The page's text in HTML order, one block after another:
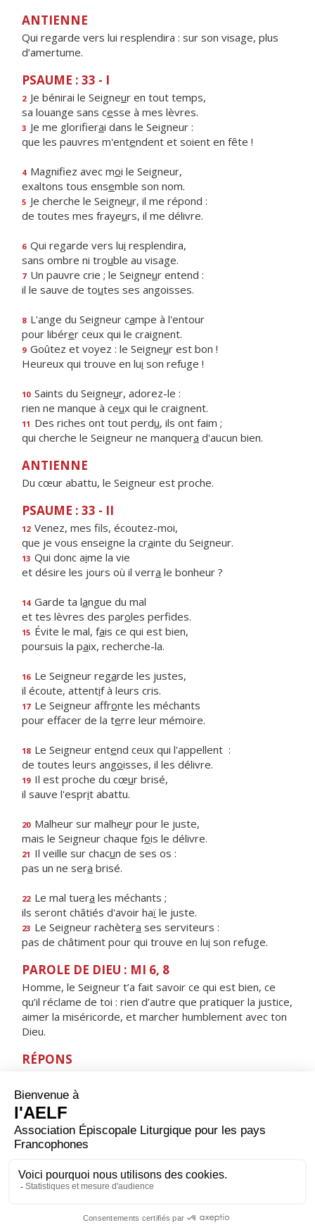
ANTIENNE
Qui regarde vers lui resplendira : sur son visage, plus
d’amertume.
PSAUME : 33 - I
2 Je bénirai le Seigneur en tout temps,
sa louange sans cesse à mes lèvres.
3 Je me glorifierai dans le Seigneur :
que les pauvres m'entendent et soient en fête !
4 Magnifiez avec moi le Seigneur,
exaltons tous ensemble son nom.
5 Je cherche le Seigneur, il me répond :
de toutes mes frayeurs, il me délivre.
6 Qui regarde vers lui resplendira,
sans ombre ni trouble au visage.
7 Un pauvre crie ; le Seigneur entend :
il le sauve de toutes ses angoisses.
8 L'ange du Seigneur campe à l'entour
pour libérer ceux qui le craignent.
9 Goûtez et voyez : le Seigneur est bon !
Heureux qui trouve en lui son refuge !
10 Saints du Seigneur, adorez-le :
rien ne manque à ceux qui le craignent.
11 Des riches ont tout perdu, ils ont faim ;
qui cherche le Seigneur ne manquera d'aucun bien.
ANTIENNE
Du cœur abattu, le Seigneur est proche.
PSAUME : 33 - II
12 Venez, mes fls, écoutez-moi,
que je vous enseigne la crainte du Seigneur.
13 Qui donc aime la vie
et désire les jours où il verra le bonheur ?
14 Garde ta langue du mal
et tes lèvres des paroles perfides.
15 Évite le mal, fais ce qui est bien,
poursuis la paix, recherche-la.
16 Le Seigneur regarde les justes,
il écoute, attentif à leurs cris.
17 Le Seigneur affronte les méchants
pour effacer de la terre leur mémoire.
18 Le Seigneur entend ceux qui l'appellent :
de toutes leurs angoisses, il les délivre.
19 Il est proche du cœur brisé,
il sauve l'esprit abattu.
20 Malheur sur malheur pour le juste,
mais le Seigneur chaque fois le délivre.
21 Il veille sur chacun de ses os :
pas un ne sera brisé.
22 Le mal tuera les méchants ;
ils seront châtiés d'avoir haï le juste.
23 Le Seigneur rachètera ses serviteurs :
pas de châtiment pour qui trouve en lui son refuge.
PAROLE DE DIEU : MI 6, 8
Homme, le Seigneur t’a fait savoir ce qui est bien, ce
qu’il réclame de toi : rien d’autre que pratiquer la justice,
aimer la miséricorde, et marcher humblement avec ton
Dieu.
RÉPONS
Seigneur, je n'oublie pas ta parole.
ORAISON
Écoute-nous, Seigneur, et accorde-nous la paix
profonde que nous te demandons. Ainsi, en te
prière de la Vierge Marie, nous parviendrons sans